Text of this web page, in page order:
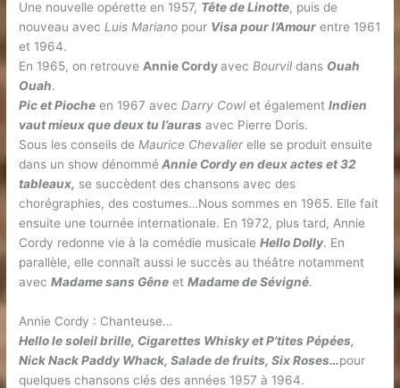
Une nouvelle opérette en 1957, Tête de Linotte, puis de
nouveau avec Luis Mariano pour Visa pour l’Amour entre 1961
et 1964.
En 1965, on retrouve Annie Cordyavec Bourvil dans Ouah
Ouah.
Pic et Pioche en 1967 avec Darry Cowl et égalementIndien
vaut mieux que deux tu l’auras avec Pierre Doris.
Sous les conseils de Maurice Chevalierelle se produit ensuite
dans un show dénommé Annie Cordy en deux actes et 32
tableaux, se succèdent des chansons avec des
chorégraphies, des costumes…Nous sommes en 1965. Elle fait
ensuite une tournée internationale. En 1972, plus tard, Annie
Cordy redonne vie à la comédie musicaleHello Dolly. En
parallèle, elle connaît aussi le succès au théâtre notamment
avecMadame sans Gêne etMadame de Sévigné.
Annie Cordy : Chanteuse…
Hello le soleil brille, Cigarettes Whisky et P’tites Pépées,
Nick Nack Paddy Whack, Salade de fruits, Six Roses…pour
quelques chansons clés des années 1957 à 1964.